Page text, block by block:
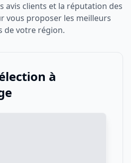
avis clients et la réputation des
vous proposer les meilleurs
de votre région.
à